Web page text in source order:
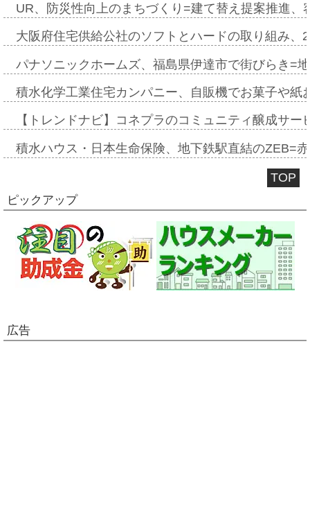
UR、防災性向上のまちづくり=建て替え提案推進
大阪府住宅供給公社のソフトとハードの取り組み
パナソニックホームズ、福島県伊達市で街びらき=
積水化学工業住宅カンパニー、自販機でお菓子や
【トレンドナビ】コネプラのコミュニティ醸成サ
積水ハウス・日本生命保険、地下鉄駅直結のZEB=
TOP
ピックアップ
広告